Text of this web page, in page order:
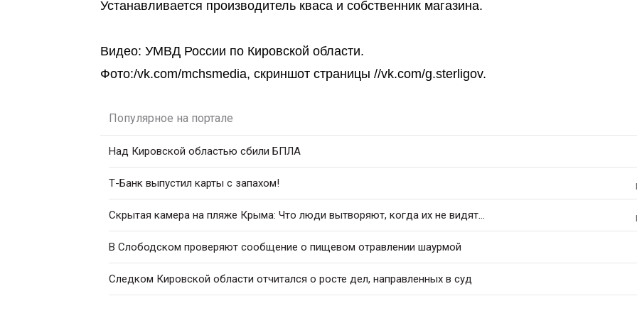
Устанавливается производитель кваса и собственник магазина.
Видео: УМВД России по Кировской области.
Фото:/vk.com/mchsmedia, скриншот страницы //vk.com/g.sterligov.
Популярное на портале
Над Кировской областью сбили БПЛА
Т-Банк выпустил карты с запахом!
Скрытая камера на пляже Крыма: Что люди вытворяют, когда их не видят...
В Слободском проверяют сообщение о пищевом отравлении шаурмой
Следком Кировской области отчитался о росте дел, направленных в суд